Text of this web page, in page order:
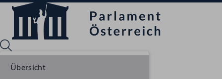
Übersicht